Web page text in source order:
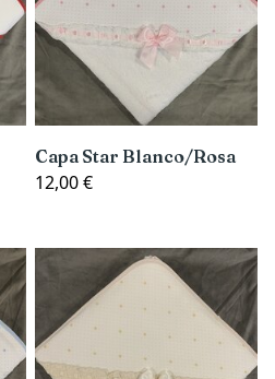
Capa Star Blanco/Rosa
12,00 €